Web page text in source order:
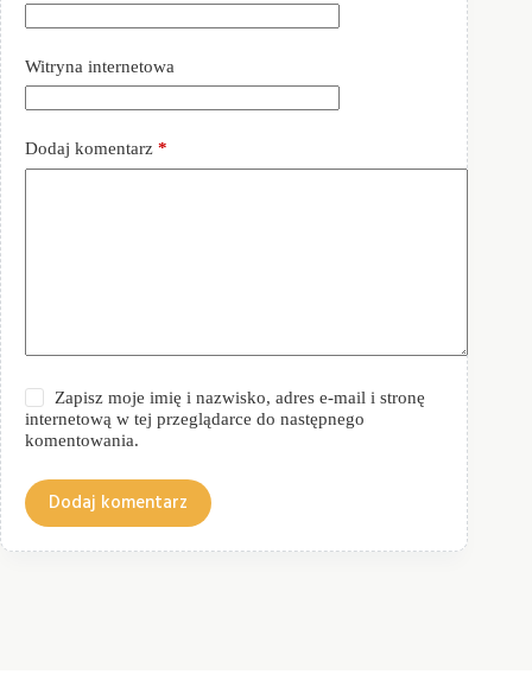
Witryna internetowa
Dodaj komentarz *
Zapisz moje imię i nazwisko, adres e-mail i stronę
internetową w tej przeglądarce do następnego
komentowania.
Dodaj komentarz